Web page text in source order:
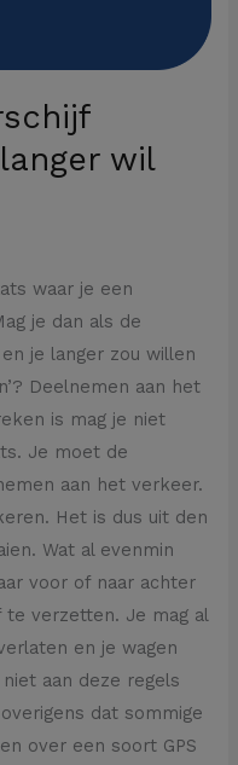
wil
waar je een
je dan als de
je langer zou willen
Deelnemen aan het
is mag je niet
Je moet de
aan het verkeer.
Het is dus uit den
Wat al evenmin
voor of naar achter
verzetten. Je mag al
en je wagen
aan deze regels
dat sommige
over een soort GPS